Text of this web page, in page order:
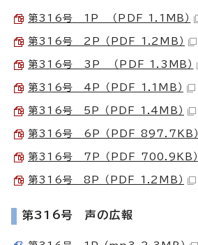
第316号 1P （PDF 1.1MB）
第316号 2P （PDF 1.2MB）
第316号 3P （PDF 1.3MB）
第316号 4P （PDF 1.1MB）
第316号 5P （PDF 1.4MB）
第316号 6P （PDF 897.7KB）
第316号 7P （PDF 700.9KB）
第316号 8P （PDF 1.2MB）
第316号 声の広報